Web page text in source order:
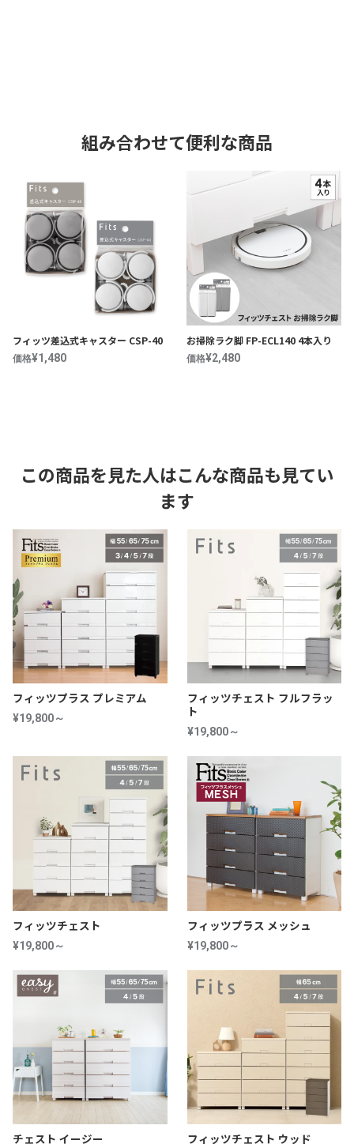
組み合わせて便利な商品
フィッツ差込式キャスター CSP-40
価格¥1,480
お掃除ラク脚 FP-ECL140 4本入り
価格¥2,480
この商品を見た人はこんな商品も見てい
ます
フィッツプラス プレミアム
¥19,800～
フィッツチェスト フルフラッ
ト
¥19,800～
フィッツチェスト
¥19,800～
フィッツプラス メッシュ
¥19,800～
チェスト イージー フィッツチェスト ウッド